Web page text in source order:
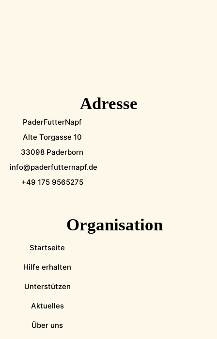
Adresse
PaderFutterNapf
Alte Torgasse 10
33098 Paderborn
info@paderfutternapf.de
+49 175 9565275
Organisation
Startseite
Hilfe erhalten
Unterstützen
Aktuelles
Über uns